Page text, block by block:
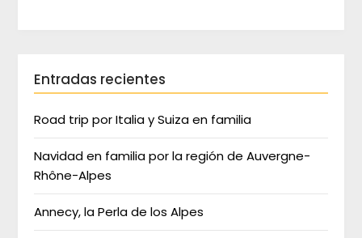
Entradas recientes
Road trip por Italia y Suiza en familia
Navidad en familia por la región de Auvergne-
Rhône-Alpes
Annecy, la Perla de los Alpes